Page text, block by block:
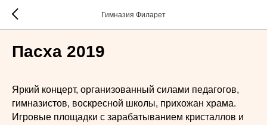
Гимназия Филарет
Пасха 2019
Яркий концерт, организованный силами педагогов,
гимназистов, воскресной школы, прихожан храма.
Игровые площадки с зарабатыванием кристаллов и